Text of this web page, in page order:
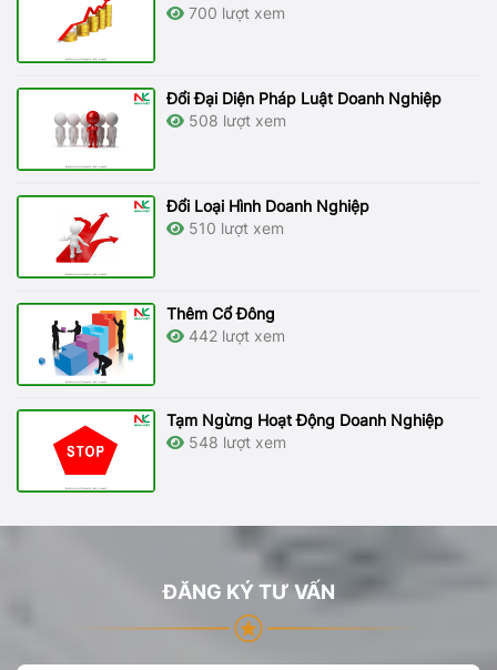
700 lượt xem
Đổi Đại Diện Pháp Luật Doanh Nghiệp
508 lượt xem
Đổi Loại Hình Doanh Nghiệp
510 lượt xem
Thêm Cổ Đông
442 lượt xem
Tạm Ngừng Hoạt Động Doanh Nghiệp
548 lượt xem
ĐĂNG KÝ TƯ VẤN